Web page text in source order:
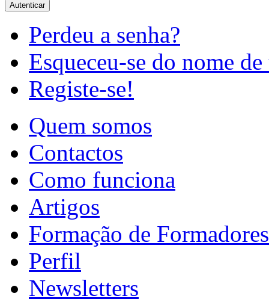
Autenticar
Perdeu a senha?
Esqueceu-se do nome
Registe-se!
Quem somos
Contactos
Como funciona
Artigos
Formação de Formadores
Perfil
Newsletters